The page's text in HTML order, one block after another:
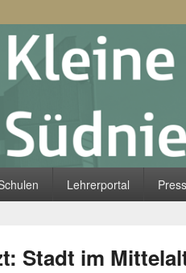
Lehrerportal
Stadt im